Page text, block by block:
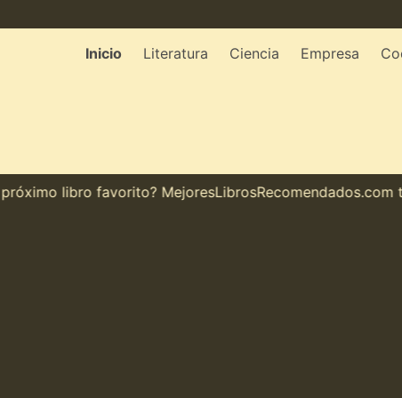
Inicio Literatura Ciencia Empresa
libro favorito? MejoresLibrosRecomendados.com te